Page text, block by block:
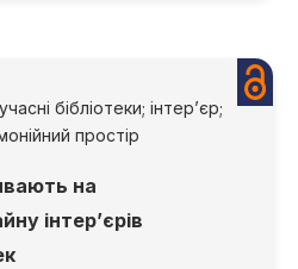
бібліотеки; інтер’єр;
простір
на
інтер’єрів